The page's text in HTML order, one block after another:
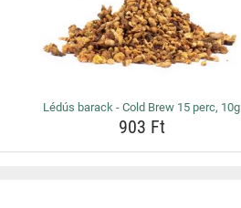
Lédús barack - Cold Brew 15 perc, 10g
903 Ft